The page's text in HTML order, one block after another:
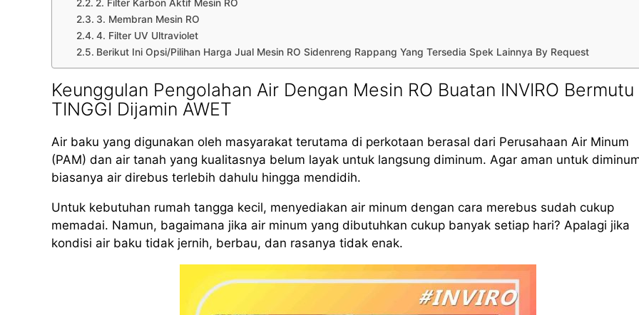
2. Filter Karbon Aktif Mesin RO
3. Membran Mesin RO
4. Filter UV Ultraviolet
Berikut Ini Opsi/Pilihan Harga Jual Mesin RO Sidenreng Rappang Yang Tersedia Spek Lainnya By Request
Keunggulan Pengolahan Air Dengan Mesin RO Buatan INVIRO Bermutu
TINGGI Dijamin AWET
Air baku yang digunakan oleh masyarakat terutama di perkotaan berasal dari Perusahaan Air Minum
(PAM) dan air tanah yang kualitasnya belum layak untuk langsung diminum. Agar aman untuk
biasanya air direbus terlebih dahulu hingga mendidih.
Untuk kebutuhan rumah tangga kecil, menyediakan air minum dengan cara merebus sudah cukup
memadai. Namun, bagaimana jika air minum yang dibutuhkan cukup banyak setiap hari? Apalagi jika
kondisi air baku tidak jernih, berbau, dan rasanya tidak enak.